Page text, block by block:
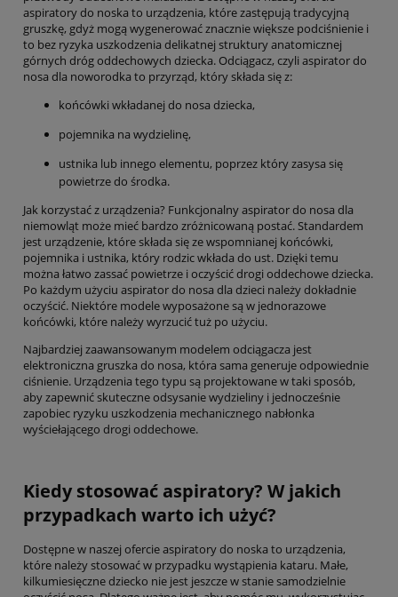
aspiratory do noska to urządzenia, które zastępują tradycyjną
gruszkę, gdyż mogą wygenerować znacznie większe podciśnienie i
to bez ryzyka uszkodzenia delikatnej struktury anatomicznej
górnych dróg oddechowych dziecka. Odciągacz, czyli aspirator do
nosa dla noworodka to przyrząd, który składa się z:
końcówki wkładanej do nosa dziecka,
pojemnika na wydzielinę,
ustnika lub innego elementu, poprzez który zasysa się
powietrze do środka.
Jak korzystać z urządzenia? Funkcjonalny aspirator do nosa dla
niemowląt może mieć bardzo zróżnicowaną postać. Standardem
jest urządzenie, które składa się ze wspomnianej końcówki,
pojemnika i ustnika, który rodzic wkłada do ust. Dzięki temu
można łatwo zassać powietrze i oczyścić drogi oddechowe dziecka.
Po każdym użyciu aspirator do nosa dla dzieci należy dokładnie
oczyścić. Niektóre modele wyposażone są w jednorazowe
końcówki, które należy wyrzucić tuż po użyciu.
Najbardziej zaawansowanym modelem odciągacza jest
elektroniczna gruszka do nosa, która sama generuje odpowiednie
ciśnienie. Urządzenia tego typu są projektowane w taki sposób,
aby zapewnić skuteczne odsysanie wydzieliny i jednocześnie
zapobiec ryzyku uszkodzenia mechanicznego nabłonka
wyściełającego drogi oddechowe.
Kiedy stosować aspiratory? W jakich
przypadkach warto ich użyć?
Dostępne w naszej ofercie aspiratory do noska to urządzenia,
które należy stosować w przypadku wystąpienia kataru. Małe,
kilkumiesięczne dziecko nie jest jeszcze w stanie samodzielnie